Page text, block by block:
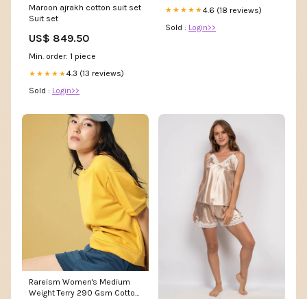
Maroon ajrakh cotton suit set
Suit set
US$ 849.50
Min. order: 1 piece
★★★★★4.3 (13 reviews)
Sold : Login>>
★★★★★4.6 (18 reviews)
Sold : Login>>
Rareism Women's Medium
Weight Terry 290 Gsm Cotton